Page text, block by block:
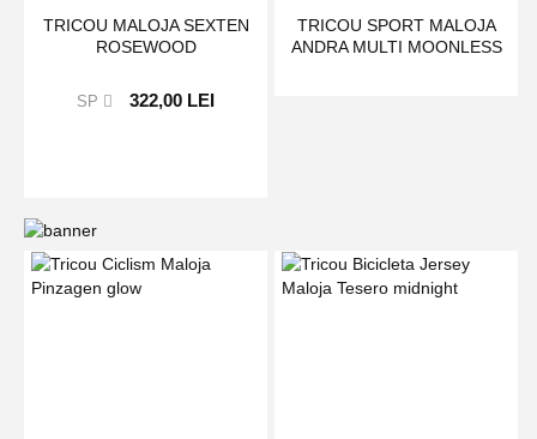
TRICOU MALOJA SEXTEN
ROSEWOOD
SP 322,00 LEI
TRICOU SPORT MALOJA
ANDRA MULTI MOONLESS